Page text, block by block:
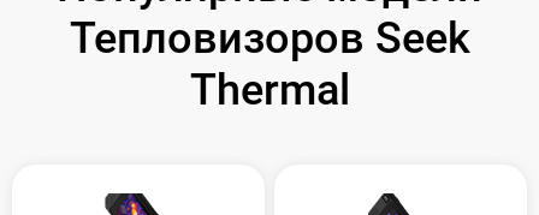
Тепловизоров Seek
Thermal